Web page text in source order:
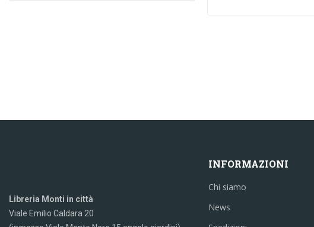
Libreria Monti in città
Viale Emilio Caldara 20
INFORMAZIONI
Chi siamo
News